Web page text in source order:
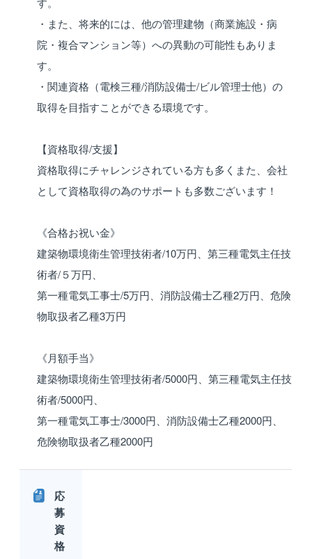
・また、将来的には、他の管理建物（商業施設・病
院・複合マンション等）への異動の可能性もありま
す。
・関連資格（電検三種/消防設備士/ビル管理士他）の
取得を目指すことができる環境です。
【資格取得/支援】
資格取得にチャレンジされている方も多くまた、会社
として資格取得の為のサポートも多数ございます！
《合格お祝い金》
建築物環境衛生管理技術者/10万円、第三種電気主任技
術者/５万円、
第一種電気工事士/5万円、消防設備士乙種2万円、危険
物取扱者乙種3万円
《月額手当》
建築物環境衛生管理技術者/5000円、第三種電気主任技
術者/5000円、
第一種電気工事士/3000円、消防設備士乙種2000円、
危険物取扱者乙種2000円
応
募
資
格